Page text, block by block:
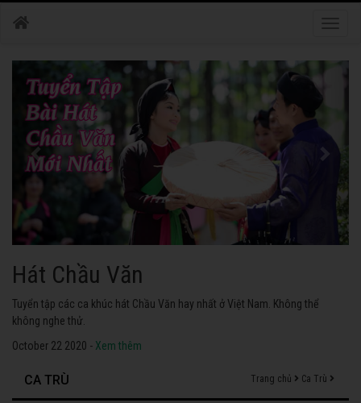
Hát Chầu Văn
Tuyển tập các ca khúc hát Chầu Văn hay nhất ở Việt Nam. Không thể
không nghe thử.
October 22 2020 - Xem thêm
CA TRÙ Trang chủ Ca Trù